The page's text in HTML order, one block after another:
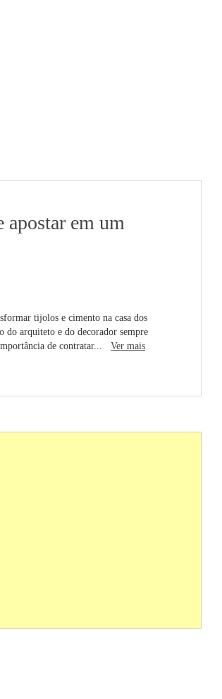
apostar em um
tijolos e cimento na casa dos
do arquiteto e do decorador sempre
de contratar... Ver mais